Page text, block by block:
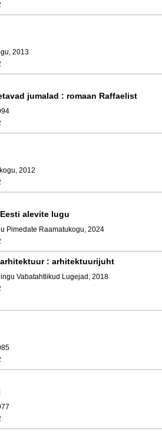
2013
jumalad : romaan Raffaelist
2012
alevite lugu
Pimedate Raamatukogu, 2024
: arhitektuurijuht
Vabatahtlikud Lugejad, 2018